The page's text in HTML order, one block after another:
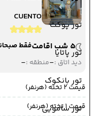
تور پوکت
تور پاتایا
تور بانکوک
تور سامویی
CUENTO
5 شب اقامت
فقط
دید اتاق :-منطقه :-
قیمت 2 تخته (هرنفر)
قیمت 1 تخته (هرنفر)